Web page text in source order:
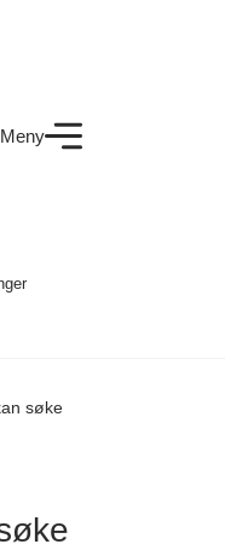
Meny
søke